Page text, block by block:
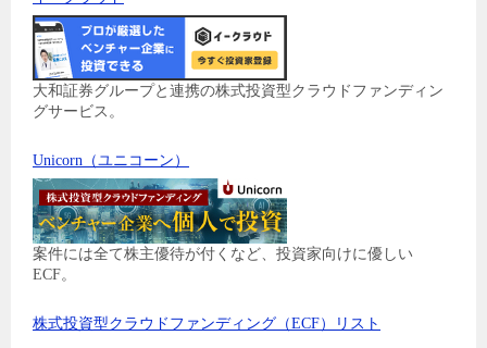
大和証券グループと連携の株式投資型クラウドファンディン
グサービス。
Unicorn（ユニコーン）
案件には全て株主優待が付くなど、投資家向けに優しい
ECF。
株式投資型クラウドファンディング（ECF）リスト